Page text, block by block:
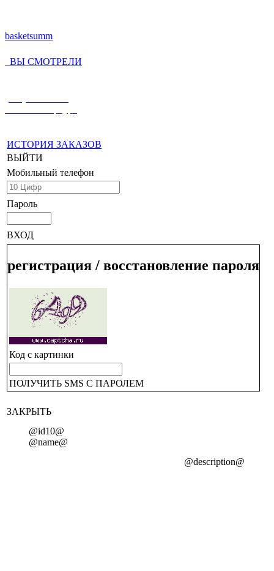
basketsumm
ВЫ СМОТРЕЛИ
ИСТОРИЯ ЗАКАЗОВ
ВЫЙТИ
Мобильный телефон
Пароль
ВХОД
регистрация / восстановление пароля
Код с картинки
ПОЛУЧИТЬ SMS С ПАРОЛЕМ
ЗАКРЫТЬ
@id10@
@name@
@description@